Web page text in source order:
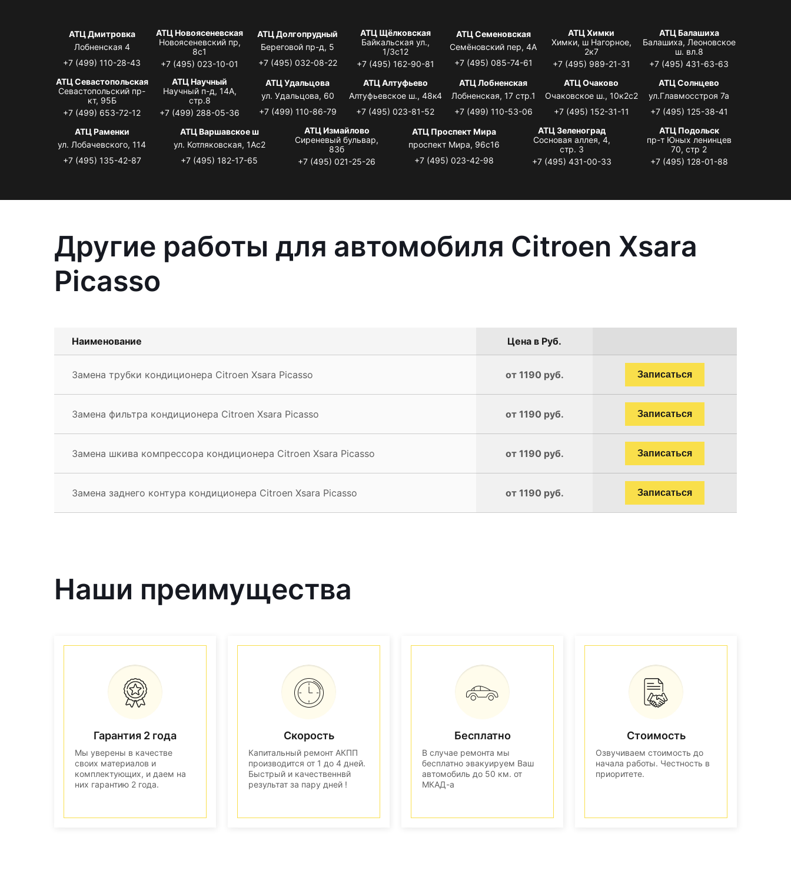
АТЦ Дмитровка
Лобненская 4
+7 (499) 110-28-43
АТЦ Новоясеневская
Новоясеневский пр,
8с1
+7 (495) 023-10-01
АТЦ Долгопрудный
Береговой пр-д, 5
+7 (495) 032-08-22
АТЦ Щёлковская
Байкальская ул.,
1/3с12
+7 (495) 162-90-81
АТЦ Семеновская
Семёновский пер, 4А
+7 (495) 085-74-61
АТЦ Химки
Химки, ш Нагорное,
2к7
+7 (495) 989-21-31
АТЦ Балашиха
Балашиха, Леоновское
ш. вл.8
+7 (495) 431-63-63
АТЦ Севастопольская
Севастопольский пр-
кт, 95Б
+7 (499) 653-72-12
АТЦ Научный
Научный п-д, 14А,
стр.8
+7 (499) 288-05-36
АТЦ Удальцова
ул. Удальцова, 60
+7 (499) 110-86-79
АТЦ Алтуфьево
Алтуфьевское ш., 48к4
+7 (495) 023-81-52
АТЦ Лобненская
Лобненская, 17 стр.1
+7 (499) 110-53-06
АТЦ Очаково
Очаковское ш., 10к2с2
+7 (495) 152-31-11
АТЦ Солнцево
ул.Главмосстроя 7а
+7 (495) 125-38-41
АТЦ Раменки
ул. Лобачевского, 114
+7 (495) 135-42-87
АТЦ Варшавское ш
ул. Котляковская, 1Ас2
+7 (495) 182-17-65
АТЦ Измайлово
Сиреневый бульвар,
83б
+7 (495) 021-25-26
АТЦ Проспект Мира
проспект Мира, 96с16
+7 (495) 023-42-98
АТЦ Зеленоград
Сосновая аллея, 4,
стр. 3
+7 (495) 431-00-33
АТЦ Подольск
пр-т Юных ленинцев
70, стр 2
+7 (495) 128-01-88
Другие работы для автомобиля Citroen Xsara
Picasso
Наименование Цена в Руб.
Замена трубки кондиционера Citroen Xsara Picasso от 1190 руб. Записаться
Замена фильтра кондиционера Citroen Xsara Picasso от 1190 руб. Записаться
Замена шкива компрессора кондиционера Citroen Xsara Picasso от 1190 руб. Записаться
Замена заднего контура кондиционера Citroen Xsara Picasso от 1190 руб. Записаться
Наши преимущества
Гарантия 2 года
Мы уверены в качестве
своих материалов и
комплектующих, и даем на
них гарантию 2 года.
Скорость
Капитальный ремонт АКПП
производится от 1 до 4 дней.
Быстрый и качественнвй
результат за пару дней !
Бесплатно
В случае ремонта мы
бесплатно эвакуируем Ваш
автомобиль до 50 км. от
МКАД-а
Стоимость
Озвучиваем стоимость до
начала работы. Честность в
приоритете.